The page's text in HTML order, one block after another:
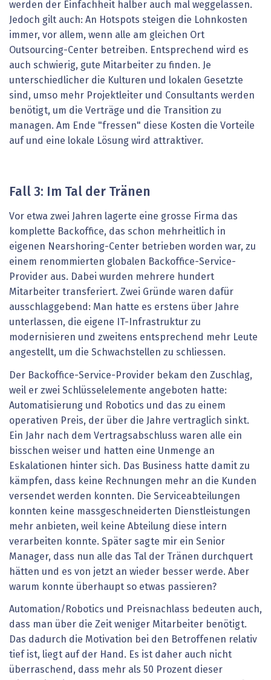
werden der Einfachheit halber auch mal weggelassen.
Jedoch gilt auch: An Hotspots steigen die Lohnkosten
immer, vor allem, wenn alle am gleichen Ort
Outsourcing-Center betreiben. Entsprechend wird es
auch schwierig, gute Mitarbeiter zu finden. Je
unterschiedlicher die Kulturen und lokalen Gesetzte
sind, umso mehr Projektleiter und Consultants werden
benötigt, um die Verträge und die Transition zu
managen. Am Ende "fressen" diese Kosten die Vorteile
auf und eine lokale Lösung wird attraktiver.
Fall 3: Im Tal der Tränen
Vor etwa zwei Jahren lagerte eine grosse Firma das
komplette Backoffice, das schon mehrheitlich in
eigenen ­Nearshoring-Center betrieben worden war, zu
einem renommierten globalen Backoffice-Service-
Provider aus. Dabei wurden mehrere hundert
Mitarbeiter transferiert. Zwei Gründe waren dafür
ausschlaggebend: Man hatte es erstens über Jahre
unterlassen, die eigene IT-Infrastruktur zu
modernisieren und zweitens entsprechend mehr Leute
angestellt, um die Schwachstellen zu schliessen.
Der Backoffice-Service-Provider bekam den Zuschlag,
weil er zwei Schlüsselelemente angeboten hatte:
Automatisierung und Robotics und das zu einem
operativen Preis, der über die Jahre vertraglich sinkt.
Ein Jahr nach dem Vertragsabschluss waren alle ein
bisschen weiser und hatten eine Unmenge an
Eskalationen hinter sich. Das Business hatte damit zu
kämpfen, dass keine Rechnungen mehr an die Kunden
versendet werden konnten. Die Serviceabteilungen
konnten keine massgeschneiderten Dienstleistungen
mehr anbieten, weil keine Abteilung diese intern
verarbeiten konnte. Später sagte mir ein Senior
Manager, dass nun alle das Tal der Tränen durchquert
hätten und es von jetzt an wieder besser werde. Aber
warum konnte überhaupt so etwas passieren?
Automation/Robotics und Preisnachlass bedeuten auch,
dass man über die Zeit weniger Mitarbeiter benötigt.
Das dadurch die Motivation bei den Betroffenen relativ
tief ist, liegt auf der Hand. Es ist daher auch nicht
überraschend, dass mehr als 50 Prozent dieser